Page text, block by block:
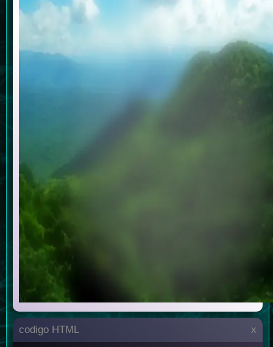
codigo HTML x